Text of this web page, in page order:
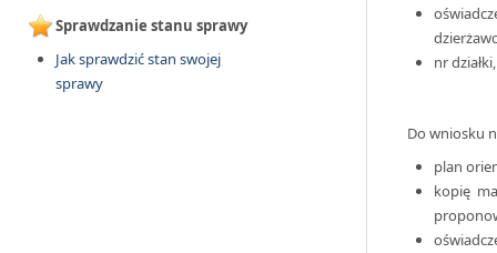
Sprawdzanie stanu sprawy
Jak sprawdzić stan swojej
sprawy
nr
Do wniosku
plan
kopię